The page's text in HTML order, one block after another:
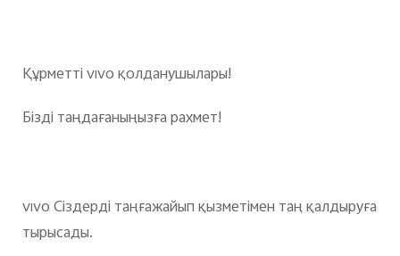
Құрметті vivo қолданушылары!
Бізді таңдағаныңызға рахмет!
vivo Сіздерді таңғажайып қызметімен таң қалдыруға
тырысады.